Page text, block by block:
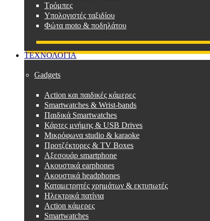
Τρόμπες
Υπολογιστές ταξιδίου
Φώτα moto & ποδηλάτου
ΤΕΧΝΟΛΟΓΙΑ
Gadgets
Action και παιδικές κάμερες
Smartwatches & Wrist-bands
Παιδικά Smartwatches
Κάρτες μνήμης & USB Drives
Μικρόφωνα studio & karaoke
Προτζέκτορες & TV Boxes
Αξεσουάρ smartphone
Ακουστικά earphones
Ακουστικά headphones
Καταμετρητές χρημάτων & εκτυπωτές
Ηλεκτρικά πατίνια
Action κάμερες
Smartwatches